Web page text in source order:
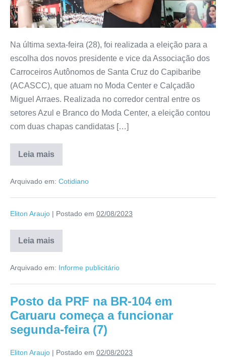
Na última sexta-feira (28), foi realizada a eleição para a
escolha dos novos presidente e vice da Associação dos
Carroceiros Autônomos de Santa Cruz do Capibaribe
(ACASCC), que atuam no Moda Center e Calçadão
Miguel Arraes. Realizada no corredor central entre os
setores Azul e Branco do Moda Center, a eleição contou
com duas chapas candidatas […]
Leia mais
Arquivado em: Cotidiano
Eliton Araujo | Postado em 02/08/2023
Leia mais
Arquivado em: Informe publicitário
Posto da PRF na BR-104 em
Caruaru começa a funcionar
segunda-feira (7)
Eliton Araujo | Postado em 02/08/2023